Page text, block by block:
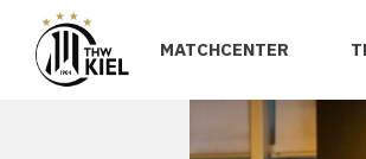
MATCHCENTER